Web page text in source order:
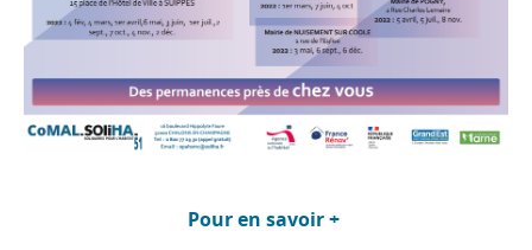
Pour en savoir +